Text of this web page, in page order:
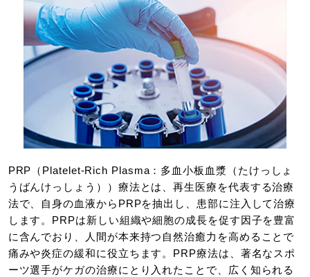
PRP（Platelet-Rich Plasma：多血小板血漿（たけっしょ
うばんけっしょう））療法とは、再生医療を代表する治療
法で、自身の血液からPRPを抽出し、患部に注入して治療
します。PRPは新しい組織や細胞の成長を促す因子を豊富
に含んでおり、人間が本来持つ自然治癒力を高めることで
痛みや炎症の緩和に役立ちます。PRP療法は、著名なスポ
ーツ選手がケガの治療にとり入れたことで、広く知られる